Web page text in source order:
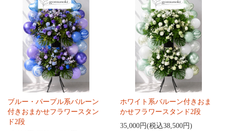
ブルー・パープル系バルーン
付きおまかせフラワースタン
ド2段
ホワイト系バルーン付きおま
かせフラワースタンド2段
35,000円(税込38,500円)